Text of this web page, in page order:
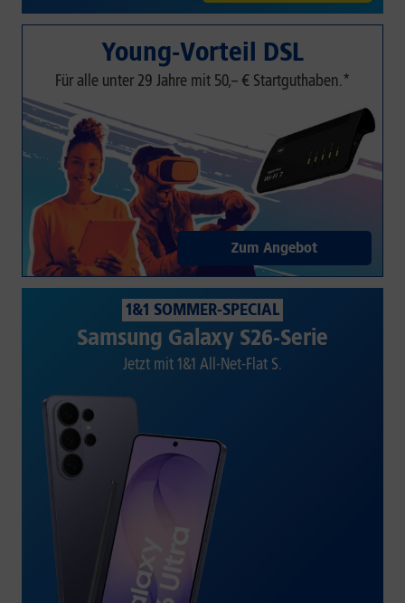
Young-Vorteil DSL
Für alle unter 29 Jahre mit 50,– € Startguthaben.*
Zum Angebot
1&1 SOMMER-SPECIAL
Samsung Galaxy S26-Serie
Jetzt mit 1&1 All-Net-Flat S.